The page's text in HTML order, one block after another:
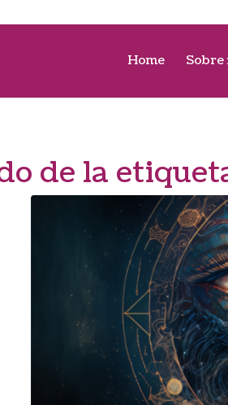
Home Sobre
de la